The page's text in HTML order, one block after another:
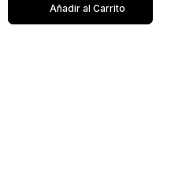
Añadir al Carrito